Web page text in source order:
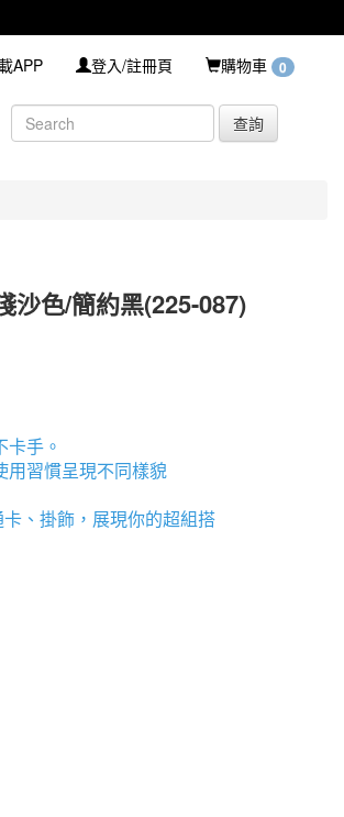
登入/註冊頁 購物車 0
APP
查詢
沙色/簡約黑(225-087)
手。
習慣呈現不同樣貌
、掛飾，展現你的超組搭